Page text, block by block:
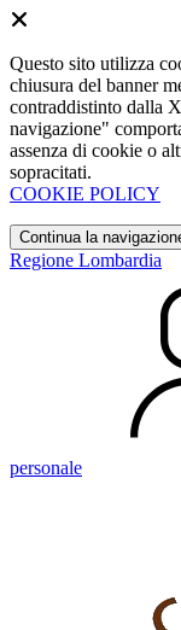
Questo sito utilizza
chiusura del banner
contraddistinto dalla
navigazione"
assenza di cookie o
sopracitati.
COOKIE POLICY
Continua la
Regione Lombardia
personale